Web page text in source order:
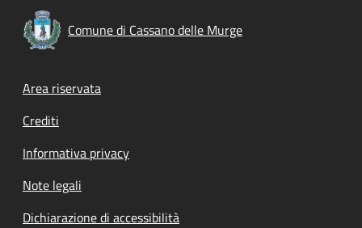
Comune di Cassano delle Murge
Footer menu
Area riservata
Crediti
Informativa privacy
Note legali
Dichiarazione di accessibilità